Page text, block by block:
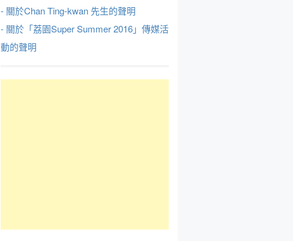
- 關於Chan Ting-kwan 先生的聲明
- 關於「荔園Super Summer 2016」傳媒活
動的聲明